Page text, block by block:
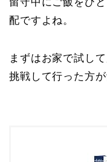
配ですよね。
まずはお家で試し
挑戦して行った方